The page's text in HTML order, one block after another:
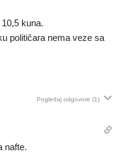
kuna.
političara nema veze sa
Pogledaj odgovore (1)
nafte.